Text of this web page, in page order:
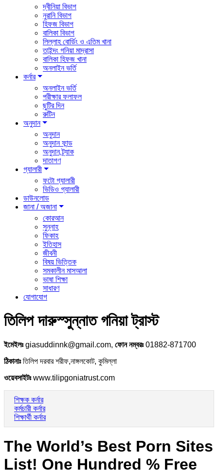
দ্বীনিয়া বিভাগ
নুরানি বিভাগ
হিফজ বিভাগ
বালিকা বিভাগ
লিল্লাহ বোর্ডিং ও এতিম খানা
তাইন্দং গনিয়া মাদ্রাসা
বালিকা হিফজ খানা
অনলাইন ভর্তি
কর্নার
অনলাইন ভর্তি
পরীক্ষার ফলাফল
ছুটির দিন
রুটিন
অনুদান
অনুদান
অনুদান ফান্ড
অনুদান ট্র্যাক
দাতাগণ
গ্যালারী
ফটো গ্যালারী
ভিডিও গ্যালারী
ডাউনলোড
জানা / অজানা
কোরআন
সুন্নাহ
ফিকাহ
ইতিহাস
জীবনী
বিষয় ভিত্তিক
সমকালীন মাসআলা
ভাষা শিক্ষা
সাধারণ
যোগাযোগ
তিলিপ দারুস্সুন্নাত গনিয়া ট্রাস্ট
ইমেইলঃgiasuddinnk@gmail.com, ফোন নম্বরঃ01882-871700
ঠিকানাঃতিলিপ দরবার শরীফ,নাঙ্গলকোট, কুমিল্লা
ওয়েবসাইটঃwww.tilipgoniatrust.com
শিক্ষক কর্নার
কর্মচারী কর্নার
শিক্ষার্থী কর্নার
The World’s Best Porn Sites
List! One Hundred % Free